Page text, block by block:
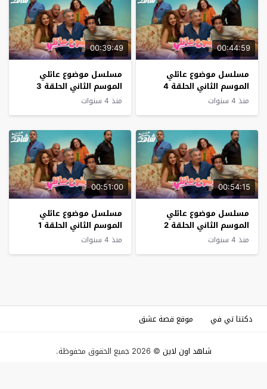
00:44:59
مسلسل موضوع عائلي
الموسم الثاني الحلقة 4
منذ 4 سنوات
00:39:49
مسلسل موضوع عائلي
الموسم الثاني الحلقة 3
منذ 4 سنوات
00:54:15
مسلسل موضوع عائلي
الموسم الثاني الحلقة 2
منذ 4 سنوات
00:51:00
مسلسل موضوع عائلي
الموسم الثاني الحلقة 1
منذ 4 سنوات
دكتنا تي في موقع قصة عشق
شاهد اون لاين © 2026 جميع الحقوق محفوظة.